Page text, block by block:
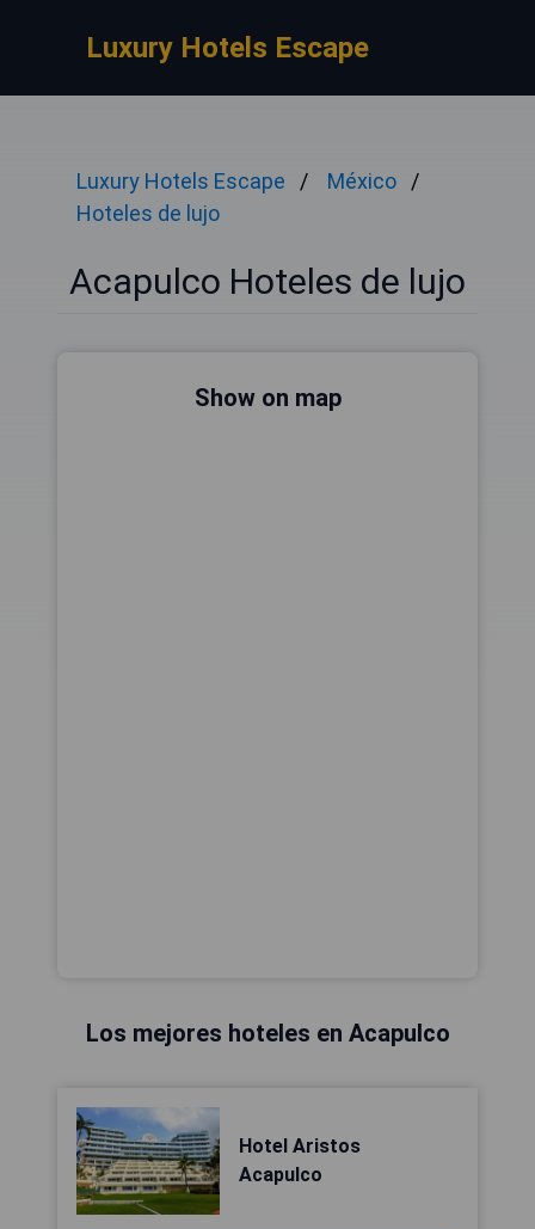
Luxury Hotels Escape
Luxury Hotels Escape
México
Hoteles de lujo
Acapulco Hoteles de lujo
Show on map
Los mejores hoteles en Acapulco
Hotel Aristos
Acapulco